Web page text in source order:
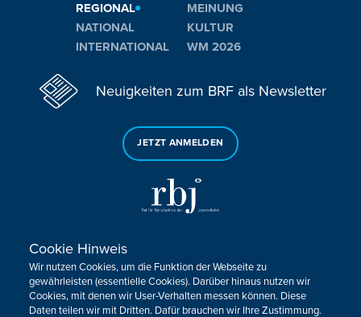
REGIONAL
NATIONAL
INTERNATIONAL
MEINUNG
KULTUR
WM 2026
Neuigkeiten zum BRF als Newsletter
JETZT ANMELDEN
Sie haben noch Fragen oder Anmerkungen?
KONTAKTIEREN SIE UNS!
Cookie Hinweis
Wir nutzen Cookies, um die Funktion der Webseite zu
gewährleisten (essentielle Cookies). Darüber hinaus nutzen wir
Cookies, mit denen wir User-Verhalten messen können. Diese
Daten teilen wir mit Dritten. Dafür brauchen wir Ihre Zustimmung.